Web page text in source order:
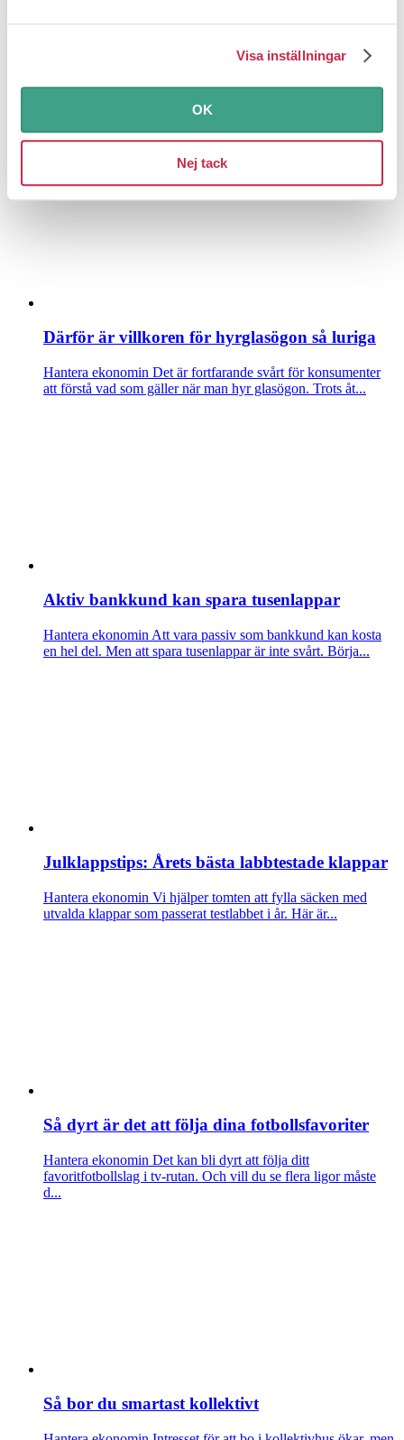
Visa inställningar
OK
Nej tack
En diskmaskin som inte startar eller en spis
Därför är villkoren för hyrglasögon så luriga
Hantera ekonomin Det är fortfarande svårt för konsumenter
att förstå vad som gäller när man hyr glasögon. Trots åt...
Aktiv bankkund kan spara tusenlappar
Hantera ekonomin Att vara passiv som bankkund kan kosta
en hel del. Men att spara tusenlappar är inte svårt. Börja...
Julklappstips: Årets bästa labbtestade klappar
Hantera ekonomin Vi hjälper tomten att fylla säcken med
utvalda klappar som passerat testlabbet i år. Här är...
Så dyrt är det att följa dina fotbollsfavoriter
Hantera ekonomin Det kan bli dyrt att följa ditt
favoritfotbollslag i tv-rutan. Och vill du se flera ligor måste
d...
Så bor du smartast kollektivt